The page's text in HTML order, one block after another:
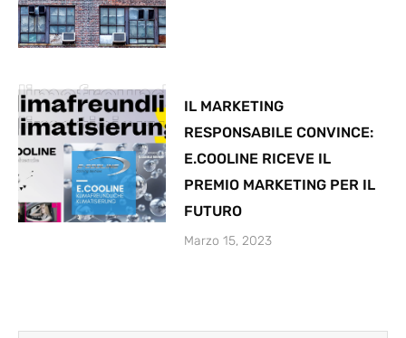
IL MARKETING
RESPONSABILE CONVINCE:
E.COOLINE RICEVE IL
PREMIO MARKETING PER IL
FUTURO
Marzo 15, 2023